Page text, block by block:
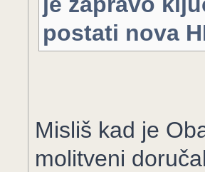
postati nova
Misliš kad je
molitveni